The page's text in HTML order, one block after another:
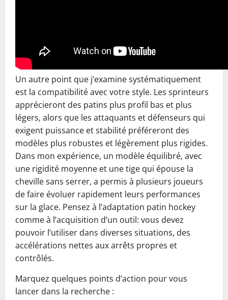
Un autre point que j’examine systématiquement
est la compatibilité avec votre style. Les sprinteurs
apprécieront des patins plus profil bas et plus
légers, alors que les attaquants et défenseurs qui
exigent puissance et stabilité préféreront des
modèles plus robustes et légèrement plus rigides.
Dans mon expérience, un modèle équilibré, avec
une rigidité moyenne et une tige qui épouse la
cheville sans serrer, a permis à plusieurs joueurs
de faire évoluer rapidement leurs performances
sur la glace. Pensez à l’adaptation patin hockey
comme à l’acquisition d’un outil: vous devez
pouvoir l’utiliser dans diverses situations, des
accélérations nettes aux arrêts propres et
contrôlés.
Marquez quelques points d’action pour vous
lancer dans la recherche :